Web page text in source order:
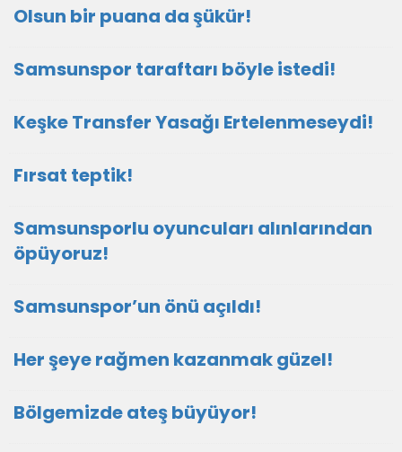
Olsun bir puana da şükür!
Samsunspor taraftarı böyle istedi!
Keşke Transfer Yasağı Ertelenmeseydi!
Fırsat teptik!
Samsunsporlu oyuncuları alınlarından
öpüyoruz!
Samsunspor’un önü açıldı!
Her şeye rağmen kazanmak güzel!
Bölgemizde ateş büyüyor!